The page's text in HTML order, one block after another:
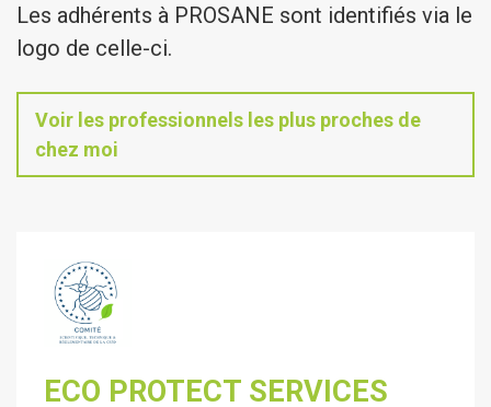
Les adhérents à PROSANE sont identifiés via le
logo de celle-ci.
Voir les professionnels les plus proches de
chez moi
ECO PROTECT SERVICES